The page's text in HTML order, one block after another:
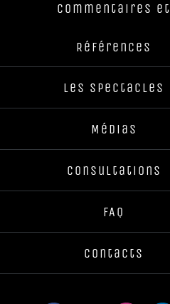
Commentaires et
Références
Les Spectacles
Médias
Consultations
FAQ
Contacts